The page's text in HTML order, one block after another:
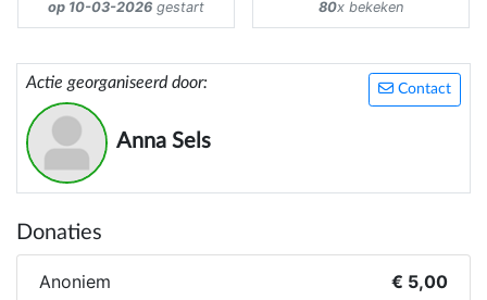
op 10-03-2026 gestart 80x bekeken
Contact
Actie georganiseerd door:
Anna Sels
Donaties
Anoniem € 5,00